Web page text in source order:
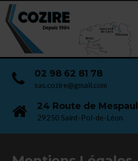
02 98 62 81 78
sas.cozire@gmail.com
24 Route de Mespaul
29250 Saint-Pol-de-Léon